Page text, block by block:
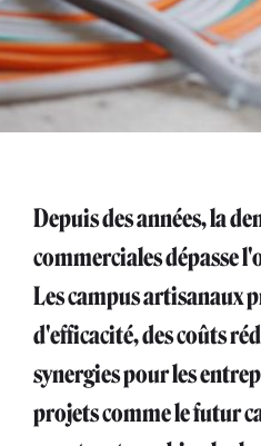
Depuis des années, la
commerciales dépasse
Les campus artisanaux
d'efficacité, des coûts
synergies pour les
projets comme le futur